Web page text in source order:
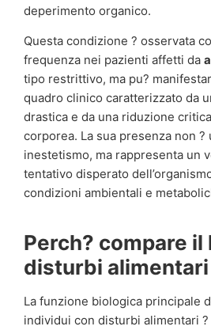
deperimento organico.
Questa condizione ? osservata
frequenza nei pazienti affetti da
tipo restrittivo, ma pu?
quadro clinico caratterizzato da
drastica e da una riduzione
corporea. La sua presenza non ?
inestetismo, ma rappresenta un
tentativo disperato
condizioni ambientali e
Perch? compare il
disturbi alimentari
La funzione biologica principale
individui con disturbi alimentari ?